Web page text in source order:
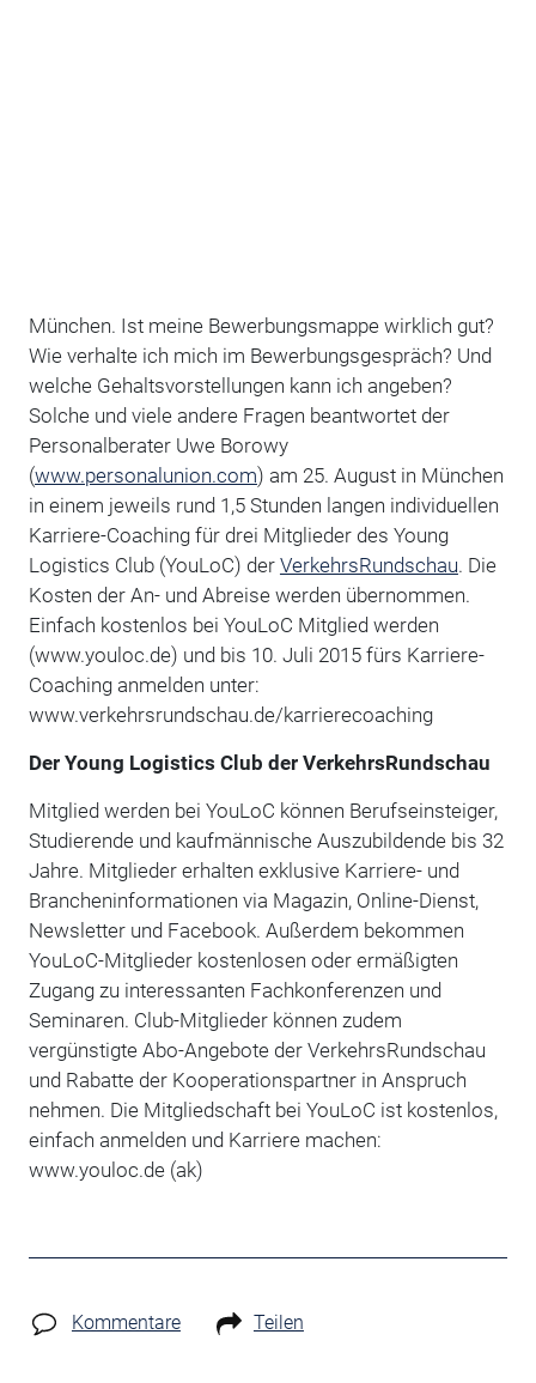
München. Ist meine Bewerbungsmappe wirklich gut?
Wie verhalte ich mich im Bewerbungsgespräch? Und
welche Gehaltsvorstellungen kann ich angeben?
Solche und viele andere Fragen beantwortet der
Personalberater Uwe Borowy
(www.personalunion.com) am 25. August in München
in einem jeweils rund 1,5 Stunden langen individuellen
Karriere-Coaching für drei Mitglieder des Young
Logistics Club (YouLoC) der VerkehrsRundschau. Die
Kosten der An- und Abreise werden übernommen.
Einfach kostenlos bei YouLoC Mitglied werden
(www.youloc.de) und bis 10. Juli 2015 fürs Karriere-
Coaching anmelden unter:
www.verkehrsrundschau.de/karrierecoaching
Der Young Logistics Club der VerkehrsRundschau
Mitglied werden bei YouLoC können Berufseinsteiger,
Studierende und kaufmännische Auszubildende bis 32
Jahre. Mitglieder erhalten exklusive Karriere- und
Brancheninformationen via Magazin, Online-Dienst,
Newsletter und Facebook. Außerdem bekommen
YouLoC-Mitglieder kostenlosen oder ermäßigten
Zugang zu interessanten Fachkonferenzen und
Seminaren. Club-Mitglieder können zudem
vergünstigte Abo-Angebote der VerkehrsRundschau
und Rabatte der Kooperationspartner in Anspruch
nehmen. Die Mitgliedschaft bei YouLoC ist kostenlos,
einfach anmelden und Karriere machen:
www.youloc.de (ak)
Kommentare Teilen